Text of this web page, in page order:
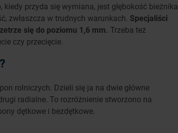
kiedy przyda się wymiana, jest głębokość bieżnika.
zwłaszcza w trudnych warunkach. Specjaliści
się do poziomu 1,6 mm. Trzeba też
czy przecięcie.
rolniczych. Dzieli się ja na dwie główne
radialne. To rozróżnienie stworzono na
dętkowe i bezdętkowe.